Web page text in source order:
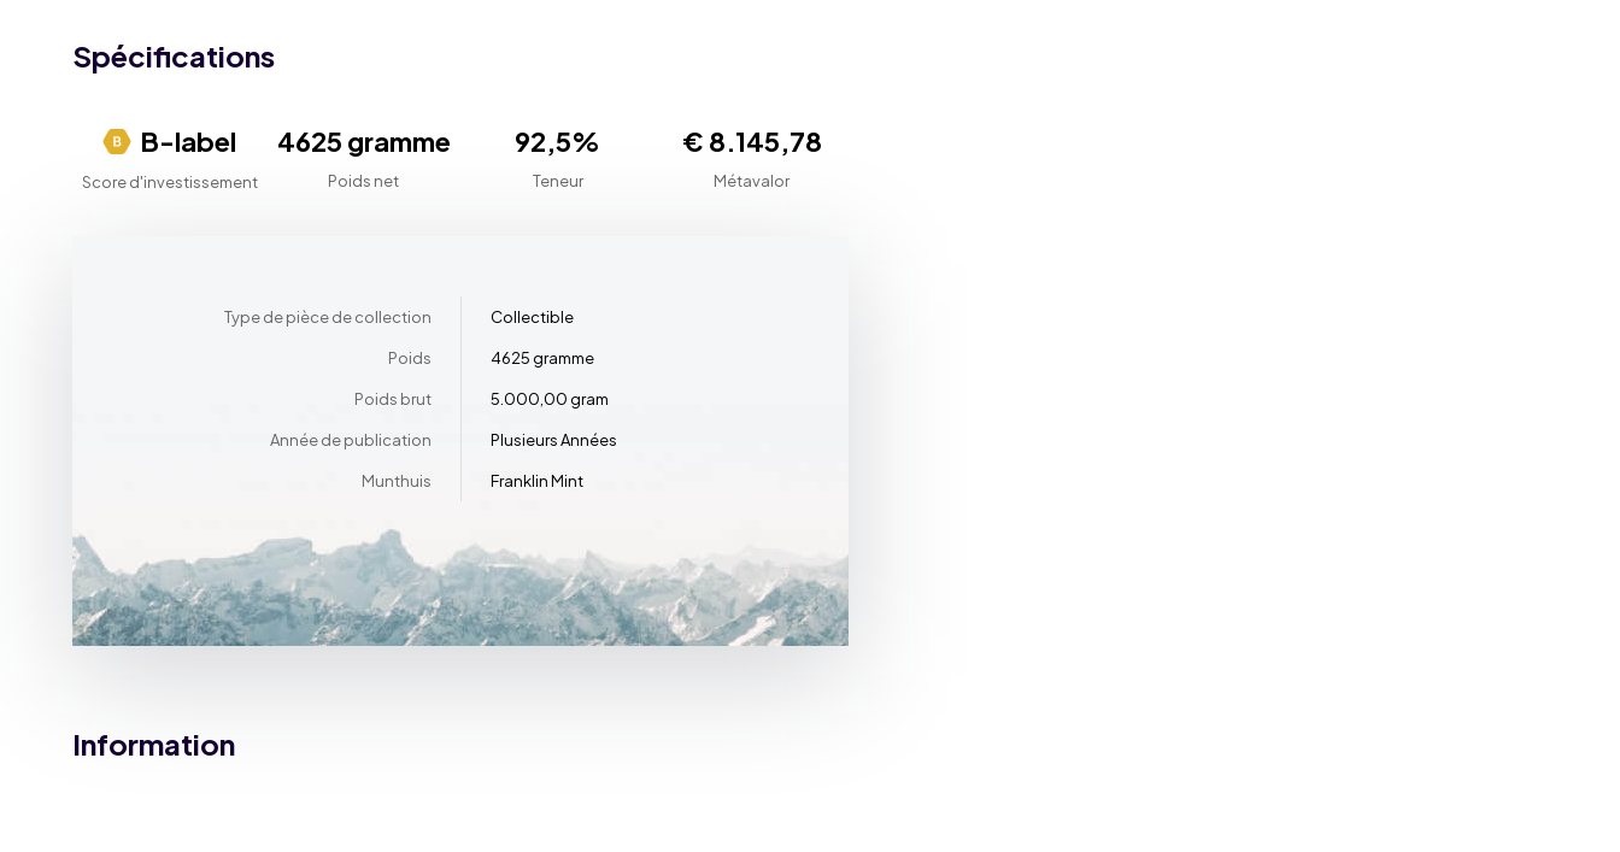
Spécifications
B-label
Score d'investissement
4625 gramme
Poids net
92,5%
Teneur
€ 8.145,78
Métavalor
Type de pièce de collection Collectible
Poids 4625 gramme
Poids brut 5.000,00 gram
Année de publication Plusieurs Années
Munthuis Franklin Mint
Information